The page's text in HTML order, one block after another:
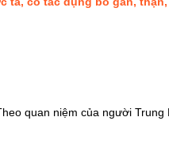
quan niệm của người Trung